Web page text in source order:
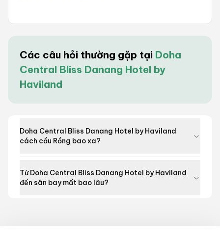
Các câu hỏi thường gặp tại Doha
Central Bliss Danang Hotel by
Haviland
Doha Central Bliss Danang Hotel by Haviland
cách cầu Rồng bao xa?
Từ Doha Central Bliss Danang Hotel by Haviland
đến sân bay mất bao lâu?